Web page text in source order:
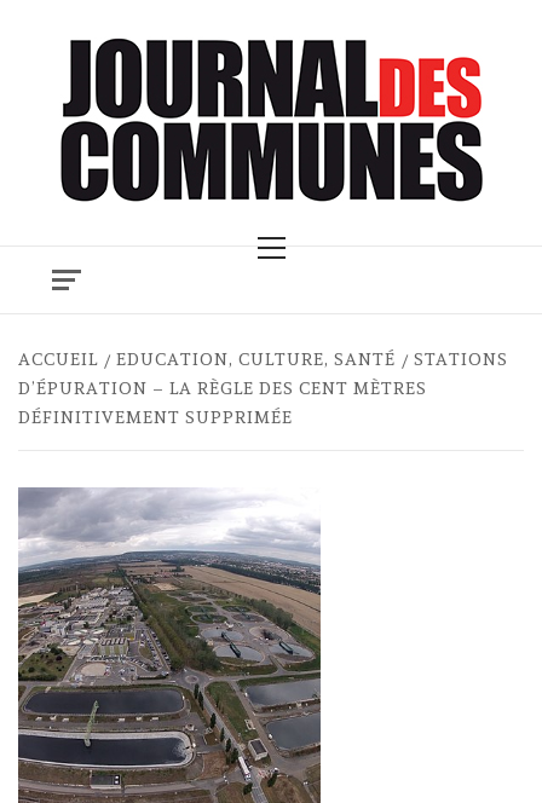
Menu
ACCUEIL EDUCATION, CULTURE, SANTÉ
STATIONS
D’ÉPURATION – LA RÈGLE DES CENT MÈTRES
DÉFINITIVEMENT SUPPRIMÉE